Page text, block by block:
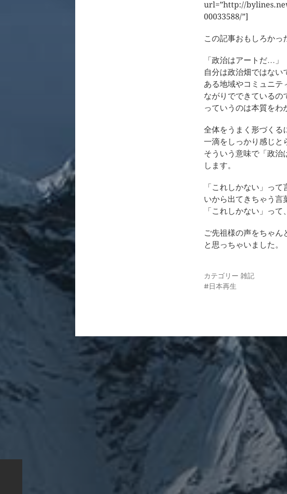
url=”http://
00033588/”]
この記事おもしろかっ
「政治はアートだ…」
自分は政治畑ではない
ある地域やコミュニテ
ながりでできているの
っていうのは本質をわ
全体をうまく形づくる
一滴をしっかり感じと
そういう意味で「政治
します。
「これしかない」っ
いから出てきちゃう言
「これしかない」っ
ご先祖様の声をちゃん
と思っちゃいました。
カテゴリー 雑記
日本再生